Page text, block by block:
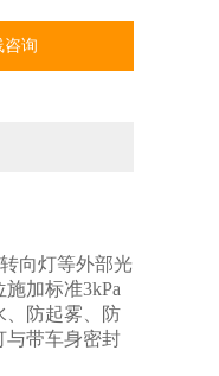
咨询
向灯等外部光
加标准3kPa
、防起雾、防
与带车身密封